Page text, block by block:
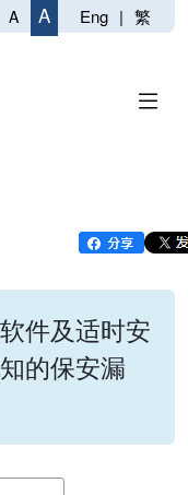
A A Eng | 繁
件及适时安
的保安漏